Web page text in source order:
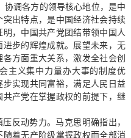
协调各方的领导核心地位，是中
出特点，是中国经济社会持续
，中国共产党团结带领中国人
步的辉煌成就。展望未来，无
方面重大关系，激发全社会创
主义集中力量办大事的制度优
实现共同富裕，满足人民日益
产党在掌握政权的前提下，继
反动势力。马克思明确指出，
随着无产阶级掌握政权而全部消